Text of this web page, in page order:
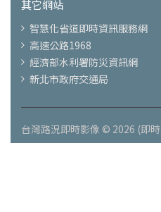
其它網站
智慧化省道即時資訊服務網
高速公路1968
經濟部水利署防災資訊網
新北市政府交通局
台灣路況即時影像 © 2026 (即